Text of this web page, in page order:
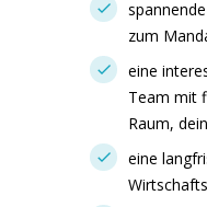
zum
eine
Team mit
Raum,
eine